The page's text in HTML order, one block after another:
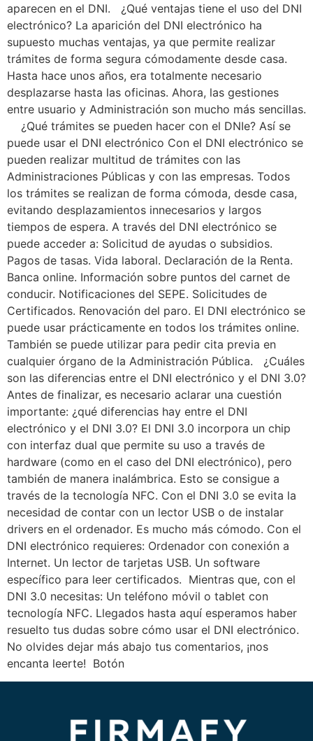
aparecen en el DNI. ¿Qué ventajas tiene el uso del DNI
electrónico? La aparición del DNI electrónico ha
supuesto muchas ventajas, ya que permite realizar
trámites de forma segura cómodamente desde casa.
Hasta hace unos años, era totalmente necesario
desplazarse hasta las oficinas. Ahora, las gestiones
entre usuario y Administración son mucho más sencillas.
¿Qué trámites se pueden hacer con el DNIe? Así se
puede usar el DNI electrónico Con el DNI electrónico se
pueden realizar multitud de trámites con las
Administraciones Públicas y con las empresas. Todos
los trámites se realizan de forma cómoda, desde casa,
evitando desplazamientos innecesarios y largos
tiempos de espera. A través del DNI electrónico se
puede acceder a: Solicitud de ayudas o subsidios.
Pagos de tasas. Vida laboral. Declaración de la Renta.
Banca online. Información sobre puntos del carnet de
conducir. Notificaciones del SEPE. Solicitudes de
Certificados. Renovación del paro. El DNI electrónico se
puede usar prácticamente en todos los trámites online.
También se puede utilizar para pedir cita previa en
cualquier órgano de la Administración Pública. ¿Cuáles
son las diferencias entre el DNI electrónico y el DNI 3.0?
Antes de finalizar, es necesario aclarar una cuestión
importante: ¿qué diferencias hay entre el DNI
electrónico y el DNI 3.0? El DNI 3.0 incorpora un chip
con interfaz dual que permite su uso a través de
hardware (como en el caso del DNI electrónico), pero
también de manera inalámbrica. Esto se consigue a
través de la tecnología NFC. Con el DNI 3.0 se evita la
necesidad de contar con un lector USB o de instalar
drivers en el ordenador. Es mucho más cómodo. Con el
DNI electrónico requieres: Ordenador con conexión a
Internet. Un lector de tarjetas USB. Un software
específico para leer certificados. Mientras que, con el
DNI 3.0 necesitas: Un teléfono móvil o tablet con
tecnología NFC. Llegados hasta aquí esperamos haber
resuelto tus dudas sobre cómo usar el DNI electrónico.
No olvides dejar más abajo tus comentarios, ¡nos
encanta leerte! Botón